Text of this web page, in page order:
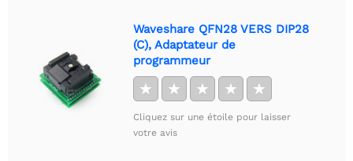
Waveshare QFN28 VERS DIP28
(C), Adaptateur de
programmeur
★ ★ ★ ★ ★
Cliquez sur une étoile pour laisser
votre avis